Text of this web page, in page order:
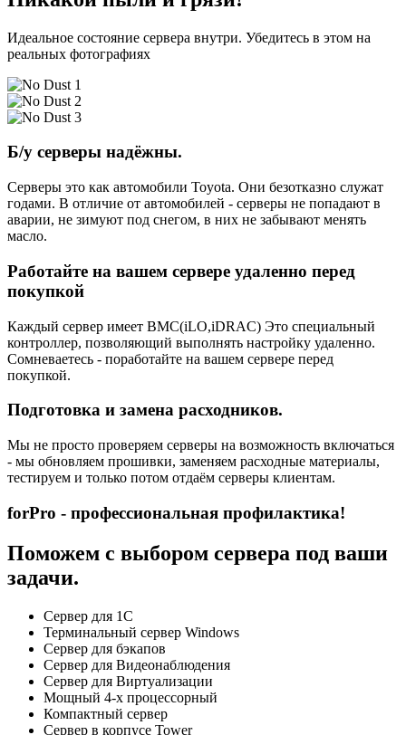
Идеальное состояние сервера внутри. Убедитесь в этом на
реальных фотографиях
Б/у серверы надёжны.
Серверы это как автомобили Toyota. Они безотказно служат
годами. В отличие от автомобилей - серверы не попадают в
аварии, не зимуют под снегом, в них не забывают менять
масло.
Работайте на вашем сервере удаленно перед
покупкой
Каждый сервер имеет BMC(iLO,iDRAC) Это специальный
контроллер, позволяющий выполнять настройку удаленно.
Сомневаетесь - поработайте на вашем сервере перед
покупкой.
Подготовка и замена расходников.
Мы не просто проверяем серверы на возможность включаться
- мы обновляем прошивки, заменяем расходные материалы,
тестируем и только потом отдаём серверы клиентам.
forPro - профессиональная профилактика!
Поможем с выбором сервера под ваши
задачи.
Сервер для 1С
Терминальный сервер Windows
Сервер для бэкапов
Сервер для Видеонаблюдения
Сервер для Виртуализации
Мощный 4-х процессорный
Компактный сервер
Сервер в корпусе Tower